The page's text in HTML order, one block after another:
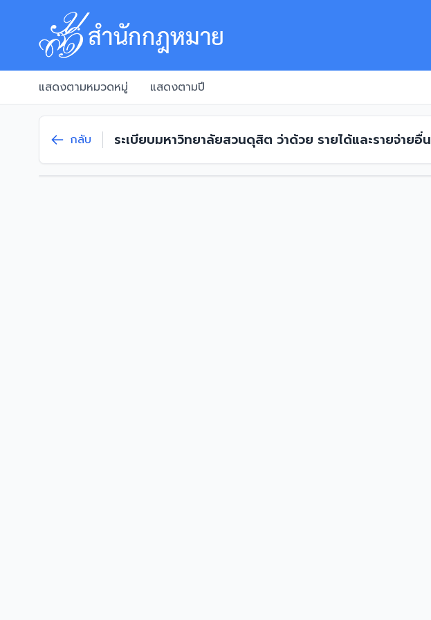
แสดงตามหมวดหมู่ แสดงตามปี
กลับ
ระเบียบมหาวิทยาลัยสวนดุสิต ว่าด้วย รายได้และรายจ่าย
2561